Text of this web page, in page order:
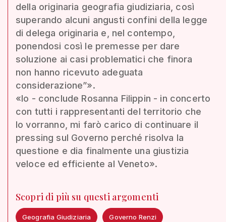
della originaria geografia giudiziaria, così
superando alcuni angusti confini della legge
di delega originaria e, nel contempo,
ponendosi così le premesse per dare
soluzione ai casi problematici che finora
non hanno ricevuto adeguata
considerazione”».
«Io - conclude Rosanna Filippin - in concerto
con tutti i rappresentanti del territorio che
lo vorranno, mi farò carico di continuare il
pressing sul Governo perché risolva la
questione e dia finalmente una giustizia
veloce ed efficiente al Veneto».
Scopri di più su questi argomenti
Geografia Giudiziaria Governo Renzi